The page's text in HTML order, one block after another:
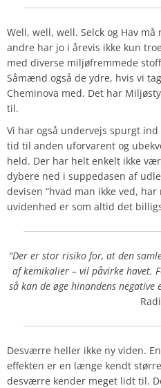
Well, well, well. Selck og Hav
andre har jo i årevis ikke kun
med diverse miljøfremmede
Såmænd også de ydre, hvis vi
Cheminova med. Det har
til.
Vi har også undervejs spurgt
tid til anden uforvarent og
held. Der har helt enkelt ikke
dybere ned i suppedasen af
devisen “hvad man ikke ved,
uvidenhed er som altid det
“Der er stor risiko for, at den
af kemikalier – vil påvirke havet.
så kan de øge hinandens negative
Desværre heller ikke ny viden.
effekten er en længe kendt
desværre kender meget lidt til.